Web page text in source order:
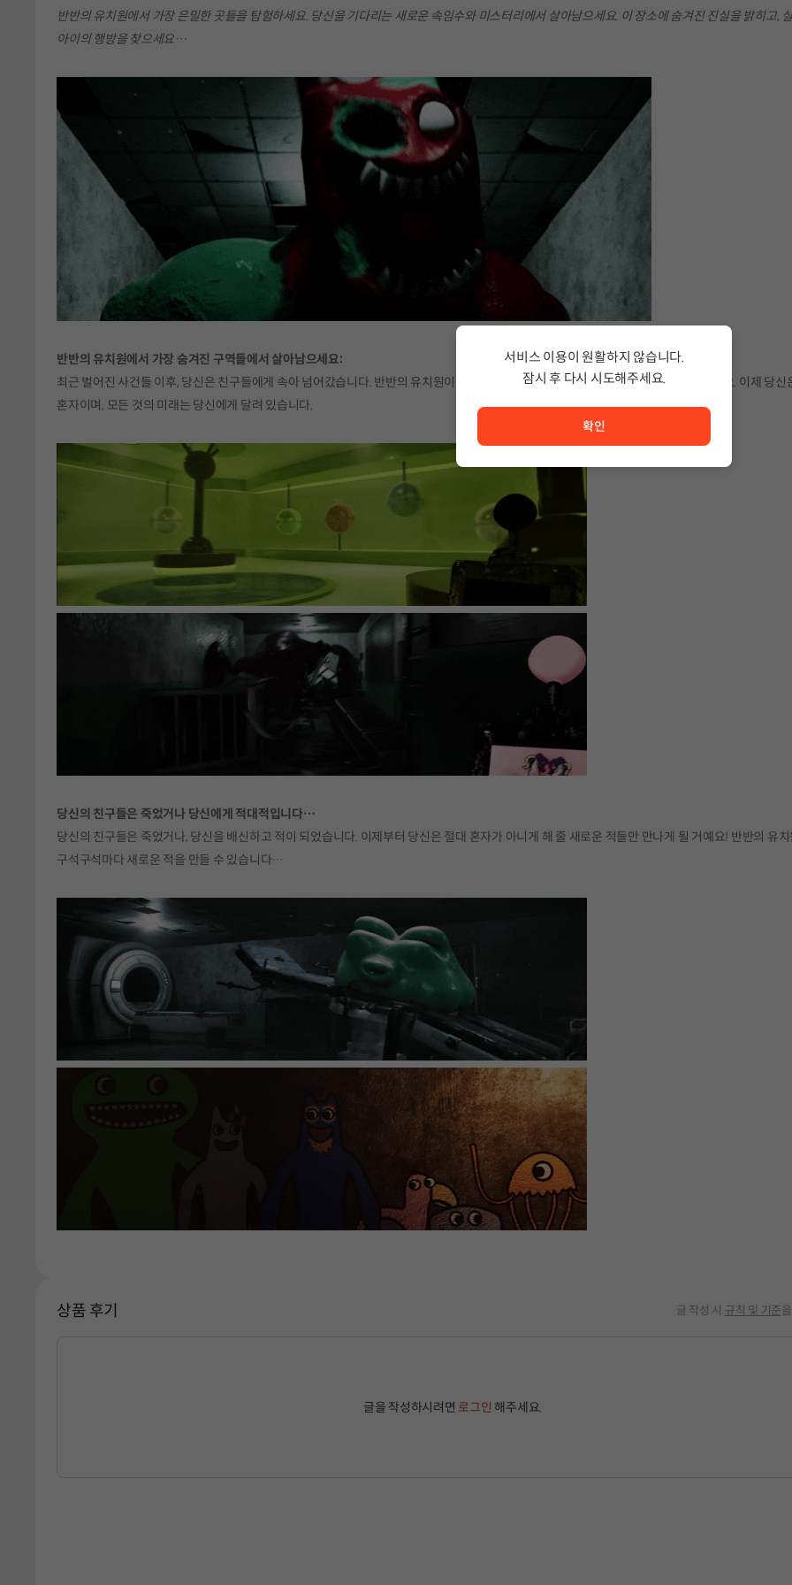
반반의 유치원에서 가장 은밀한 곳들을 탐험하세요. 당신을 기다리는 새로운 속임수와 미스터리에서 살아남으세요. 이 장소에 숨겨진 진실을 밝히고,
아이의 행방을 찾으세요…
반반의 유치원에서 가장 숨겨진 구역들에서 살아남으세요:
최근 벌어진 사건들 이후, 당신은 친구들에게 속아 넘어갔습니다. 반반의 유치원이라는 수수께끼 같은 시설의 더 깊은 곳으로 들어가 보세요. 이제 당신
혼자이며, 모든 것의 미래는 당신에게 달려 있습니다.
당신의 친구들은 죽었거나 당신에게 적대적입니다…
당신의 친구들은 죽었거나, 당신을 배신하고 적이 되었습니다. 이제부터 당신은 절대 혼자가 아니게 해 줄 새로운 적들만 만나게 될 거예요! 반반의 유
구석구석마다 새로운 적을 만들 수 있습니다…
상품 후기 글 작성 시 규칙 및 기준
글을 작성하시려면 로그인 해주세요.
서비스 이용이 원활하지 않습니다.
잠시 후 다시 시도해주세요.
확인